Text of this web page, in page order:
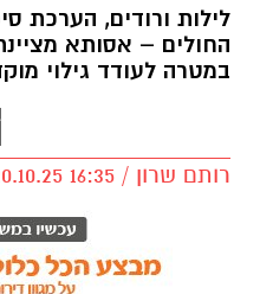
לילות ורודים, הערכת
החולים – אסותא
במטרה לעודד גילוי
רותם שרון / 16:35 20.10.25